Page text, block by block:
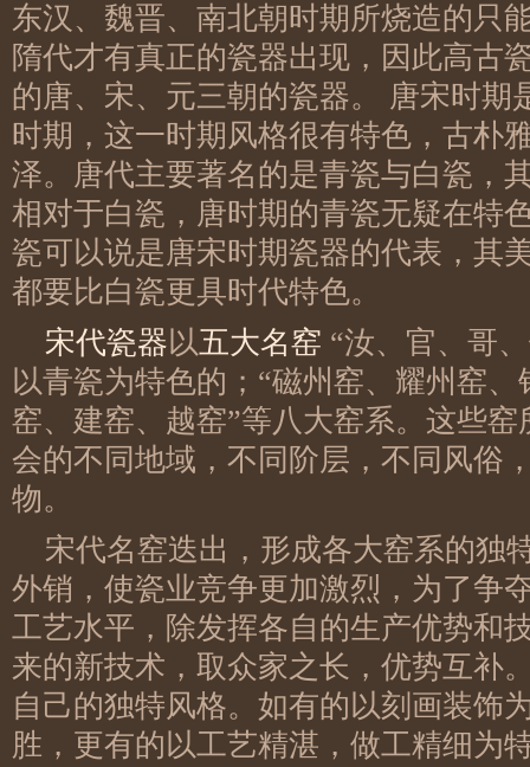
东汉、魏晋、南北朝时期所烧造的只
隋代才有真正的瓷器出现，因此高古
的唐、宋、元三朝的瓷器。 唐宋时期
时期，这一时期风格很有特色，古朴
泽。唐代主要著名的是青瓷与白瓷，
相对于白瓷，唐时期的青瓷无疑在特
瓷可以说是唐宋时期瓷器的代表，其
都要比白瓷更具时代特色。
宋代瓷器以五大名窑 “汝、官、哥
以青瓷为特色的；“磁州窑、耀州窑
窑、建窑、越窑”等八大窑系。这些
会的不同地域，不同阶层，不同风俗
物。
宋代名窑迭出，形成各大窑系的独
外销，使瓷业竞争更加激烈，为了争
工艺水平，除发挥各自的生产优势和
来的新技术，取众家之长，优势互补
自己的独特风格。如有的以刻画装饰
胜，更有的以工艺精湛，做工精细为